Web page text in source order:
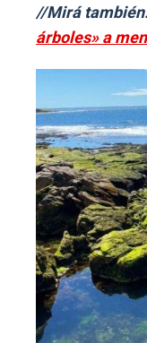
//Mirá
árboles» a